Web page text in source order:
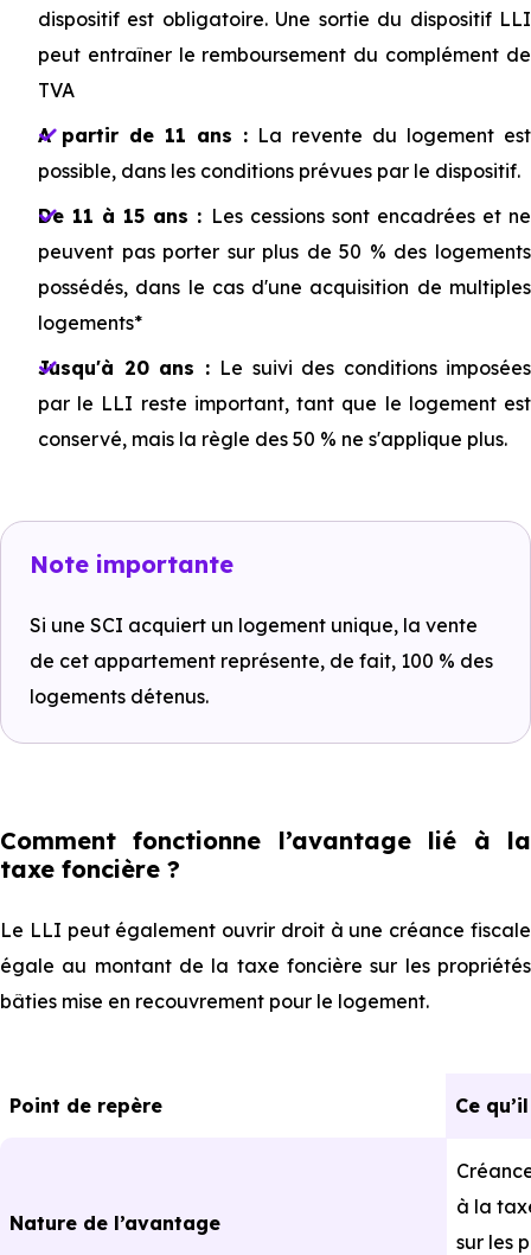
dispositif est obligatoire. Une sortie du dispositif LLI
peut entraîner le remboursement du complément de
TVA
A partir de 11 ans : La revente du logement est
possible, dans les conditions prévues par le dispositif.
De 11 à 15 ans : Les cessions sont encadrées et ne
peuvent pas porter sur plus de 50 % des logements
possédés, dans le cas d'une acquisition de multiples
logements*
Jusqu'à 20 ans : Le suivi des conditions imposées
par le LLI reste important, tant que le logement est
conservé, mais la règle des 50 % ne s'applique plus.
Note importante
Si une SCI acquiert un logement unique, la vente
de cet appartement représente, de fait, 100 % des
logements détenus.
Comment fonctionne l’avantage lié à la
taxe foncière ?
Le LLI peut également ouvrir droit à une créance fiscale
égale au montant de la taxe foncière sur les propriétés
bâties mise en recouvrement pour le logement.
Point de repère Ce
Nature de l’avantage
à la
sur les